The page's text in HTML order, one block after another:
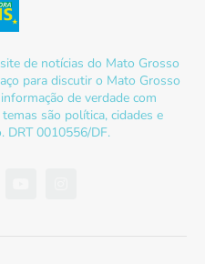
de notícias do Mato Grosso
para discutir o Mato Grosso
de verdade com
são política, cidades e
DRT 0010556/DF.